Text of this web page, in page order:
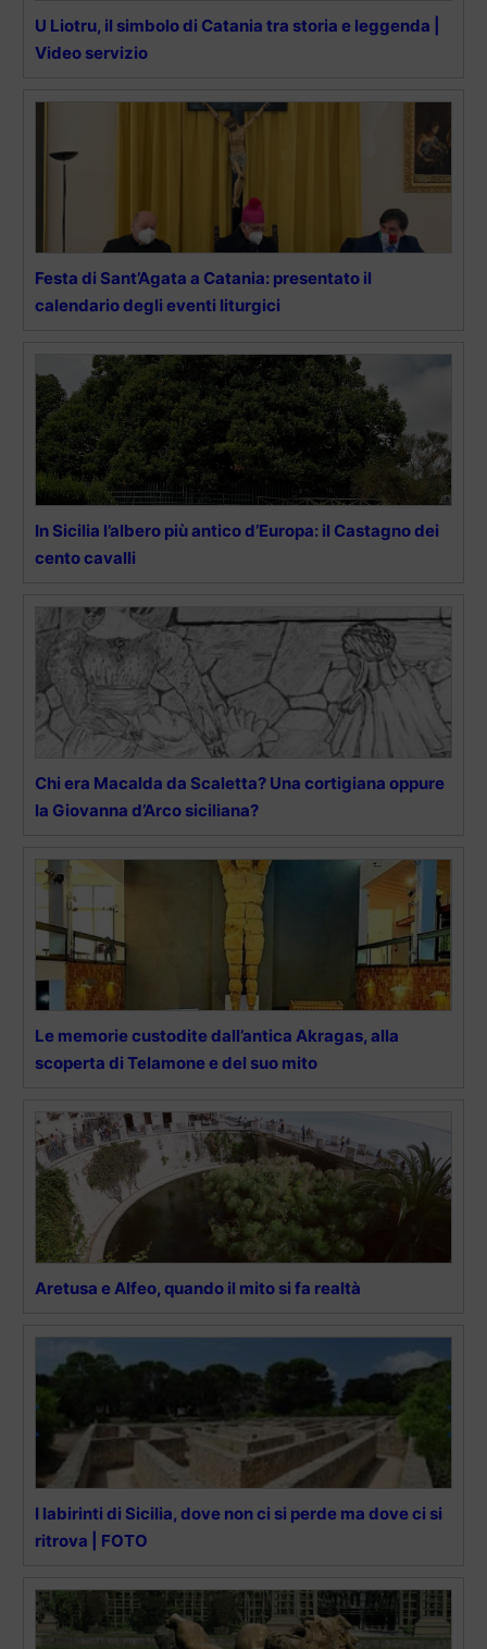
U Liotru, il simbolo di Catania tra storia e leggenda |
Video servizio
Festa di Sant’Agata a Catania: presentato il
calendario degli eventi liturgici
In Sicilia l’albero più antico d’Europa: il Castagno dei
cento cavalli
Chi era Macalda da Scaletta? Una cortigiana oppure
la Giovanna d’Arco siciliana?
Le memorie custodite dall’antica Akragas, alla
scoperta di Telamone e del suo mito
Aretusa e Alfeo, quando il mito si fa realtà
I labirinti di Sicilia, dove non ci si perde ma dove ci si
ritrova | FOTO